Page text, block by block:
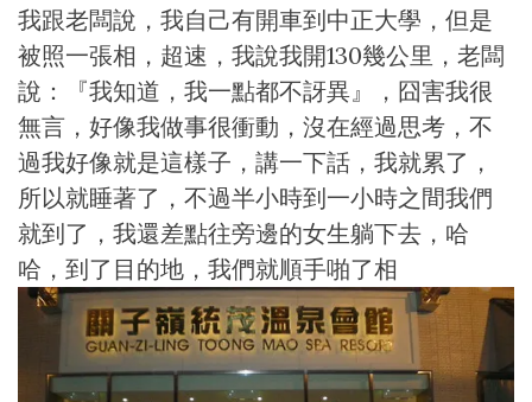
我跟老闆說，我自己有開車到中正大學，但是
被照一張相，超速，我說我開130幾公里，老闆
說：『我知道，我一點都不訝異』，囧害我很
無言，好像我做事很衝動，沒在經過思考，不
過我好像就是這樣子，講一下話，我就累了，
所以就睡著了，不過半小時到一小時之間我們
就到了，我還差點往旁邊的女生躺下去，哈
哈，到了目的地，我們就順手啪了相